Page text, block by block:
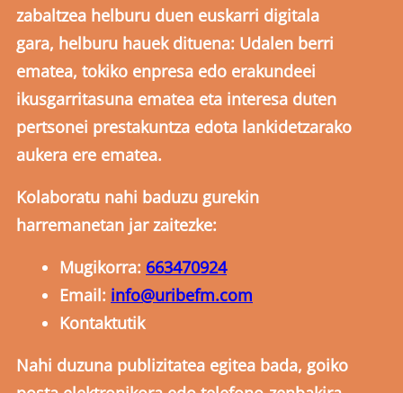
zabaltzea helburu duen euskarri digitala
gara, helburu hauek dituena: Udalen berri
ematea, tokiko enpresa edo erakundeei
ikusgarritasuna ematea eta interesa duten
pertsonei prestakuntza edota lankidetzarako
aukera ere ematea.
Kolaboratu nahi baduzu gurekin
harremanetan jar zaitezke:
Mugikorra: 663470924
Email: info@uribefm.com
Kontaktutik
Nahi duzuna publizitatea egitea bada, goiko